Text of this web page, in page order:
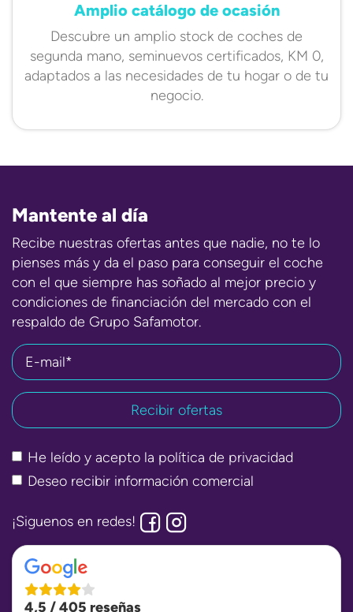
Amplio catálogo de ocasión
Descubre un amplio stock de coches de
segunda mano, seminuevos certificados, KM 0,
adaptados a las necesidades de tu hogar o de tu
negocio.
Mantente al día
Recibe nuestras ofertas antes que nadie, no te lo
pienses más y da el paso para conseguir el coche
con el que siempre has soñado al mejor precio y
condiciones de financiación del mercado con el
respaldo de Grupo Safamotor.
E-mail*
He leído y acepto la política de privacidad
Deseo recibir información comercial
¡Siguenos en redes!
4,5 / 405 reseñas